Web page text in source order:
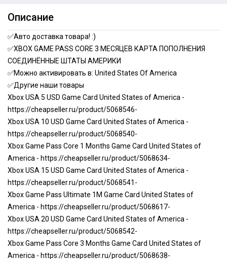
Описание
✅Авто доставка товара! :)
✅XBOX GAME PASS CORE 3 МЕСЯЦЕВ КАРТА ПОПОЛНЕНИЯ
СОЕДИНЁННЫЕ ШТАТЫ АМЕРИКИ
✅Можно активировать в: United States Of America
✅Другие наши товары
Xbox USA 5 USD Game Card United States of America -
https://cheapseller.ru/product/5068546-
Xbox USA 10 USD Game Card United States of America -
https://cheapseller.ru/product/5068540-
Xbox Game Pass Core 1 Months Game Card United States of
America - https://cheapseller.ru/product/5068634-
Xbox USA 15 USD Game Card United States of America -
https://cheapseller.ru/product/5068541-
Xbox Game Pass Ultimate 1M Game Card United States of
America - https://cheapseller.ru/product/5068617-
Xbox USA 20 USD Game Card United States of America -
https://cheapseller.ru/product/5068542-
Xbox Game Pass Core 3 Months Game Card United States of
America - https://cheapseller.ru/product/5068638-